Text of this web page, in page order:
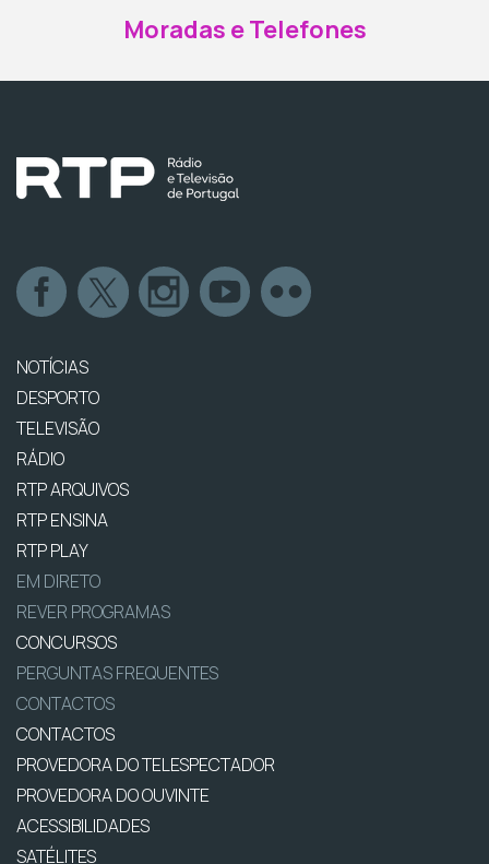
Moradas e Telefones
NOTÍCIAS
DESPORTO
TELEVISÃO
RÁDIO
RTP ARQUIVOS
RTP ENSINA
RTP PLAY
EM DIRETO
REVER PROGRAMAS
CONCURSOS
PERGUNTAS FREQUENTES
CONTACTOS
CONTACTOS
PROVEDORA DO TELESPECTADOR
PROVEDORA DO OUVINTE
ACESSIBILIDADES
SATÉLITES